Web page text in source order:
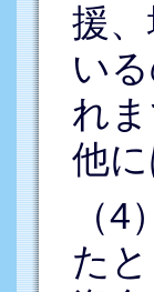
援
い
れ
他
（
た